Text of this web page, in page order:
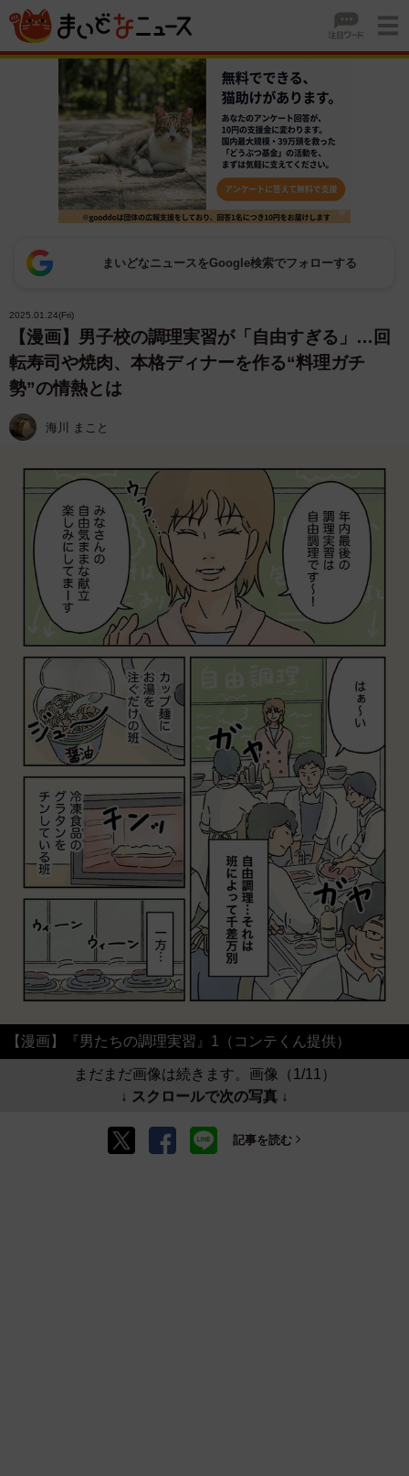
まいどなニュースをGoogle検索でフォローする
2025.01.24(Fri)
【漫画】男子校の調理実習が「自由すぎる」…回
転寿司や焼肉、本格ディナーを作る“料理ガチ
勢”の情熱とは
海川 まこと
【漫画】『男たちの調理実習』1（コンテくん提供）
まだまだ画像は続きます。画像（1/11）
↓ スクロールで次の写真 ↓
記事を読む